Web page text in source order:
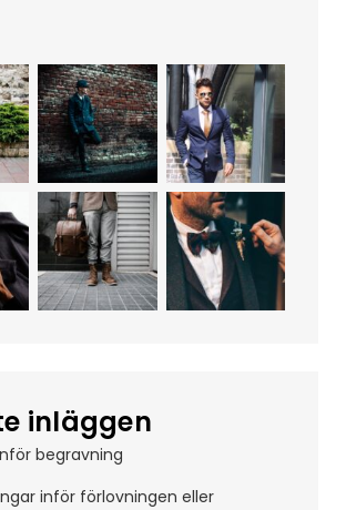
inläggen
begravning
inför förlovningen eller